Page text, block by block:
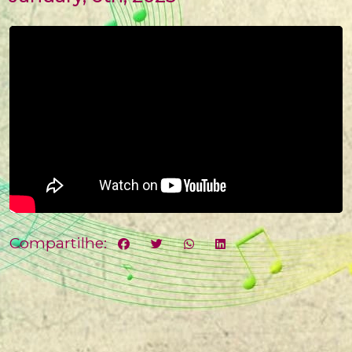
Compartilhe: